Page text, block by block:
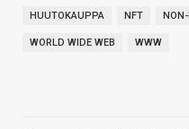
HUUTOKAUPPA NFT
WORLD WIDE WEB WWW